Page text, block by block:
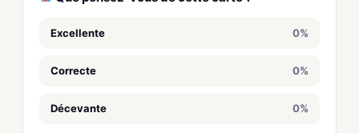
Excellente 0%
Correcte 0%
Décevante 0%